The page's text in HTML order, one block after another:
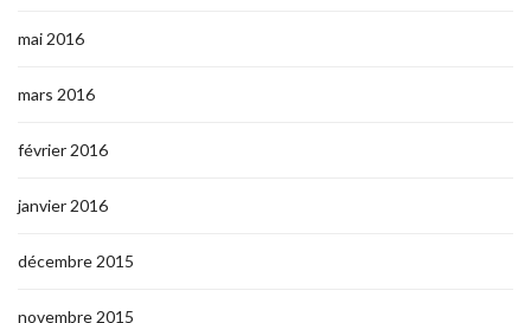
mai 2016
mars 2016
février 2016
janvier 2016
décembre 2015
novembre 2015